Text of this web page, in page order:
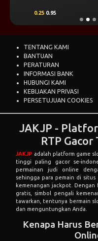
0.25 0.95
TENTANG KAMI
BANTUAN
PERATURAN
INFORMASI BANK
HUBUNGI KAMI
KEBIJAKAN PRIVASI
PERSETUJUAN COOKIES
JAKJP -
RTP
JAKJP adalah platform game
tinggi paling gacor se-
permainan judi online
sehingga para pemain di
kemenangan jackpot.
gratis, simbol pengali
tawarkan, tentunya bermain
dan menguntungkan Anda.
Kenapa Harus